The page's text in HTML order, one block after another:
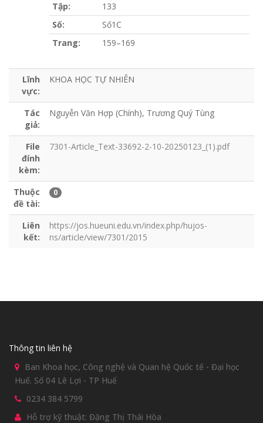
Tập:
133
Số:
Số1C
Trang:
159–169
Lĩnh
vực:
KHOA HỌC TỰ NHIÊN
Tác
giả:
Nguyễn Văn Hợp (Chính), Trương Quý Tùng
File
đính
kèm:
7301-Article_Text-33692-2-10-20250123_(1).pdf
Thuộc
đề tài:
0
Liên
kết:
https://jos.hueuni.edu.vn/index.php/hujos-
ns/article/view/7301/2015
Thông tin liên hệ
Ban Khoa học, Công nghệ và Quan hệ Quốc tế - Đại học
Huế. Số 04 Lê Lợi - TP Huế
0234 384 5799
Hỗ trợ kỹ thuật: Đặng Thị Thái Hòa